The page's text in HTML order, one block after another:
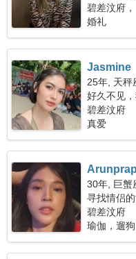
碧差汶府
婚礼
Jasmine
25年, 天秤
好久不见
碧差汶府
真爱
30年, 巨蟹
寻找情侣
碧差汶府
瑜伽，遛狗